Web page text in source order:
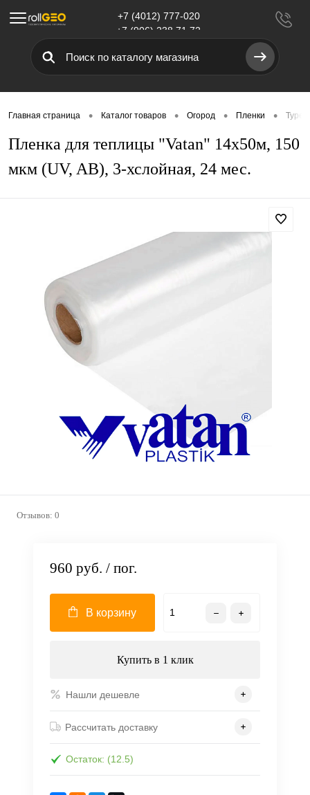
Меню
+7 (4012) 777-020
+7 (906) 238 71 72
Главная страница • Каталог товаров • Огород • Пленки •
Пленка для теплицы "Vatan" 14х50м, 150
мкм (UV, AB), 3-хслойная, 24 мес.
Отзывов: 0
960 руб. / пог.
В корзину
Купить в 1 клик
Нашли дешевле
Рассчитать доставку
Остаток: (12.5)